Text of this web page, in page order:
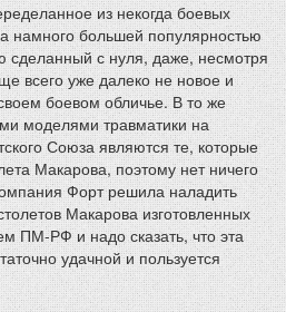
из некогда боевых
намного большей популярностью
сделанный с нуля, даже, несмотря
всего уже далеко не новое и
боевом обличье. В то же
моделями травматики на
Союза являются те, которые
Макарова, поэтому нет ничего
Форт решила наладить
Макарова изготовленных
ПМ-РФ и надо сказать, что эта
удачной и пользуется